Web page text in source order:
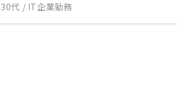
30代 / IT企業勤務